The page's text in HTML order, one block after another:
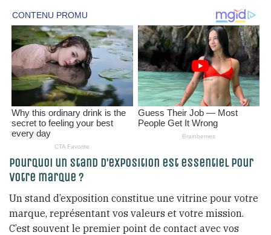
Pourquoi un stand d’exposition est essentiel pour
votre marque ?
Un stand d’exposition constitue une vitrine pour votre
marque, représentant vos valeurs et votre mission.
C’est souvent le premier point de contact avec vos